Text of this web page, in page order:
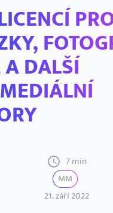
DALŠÍ
7 min
MM
21. září 2022